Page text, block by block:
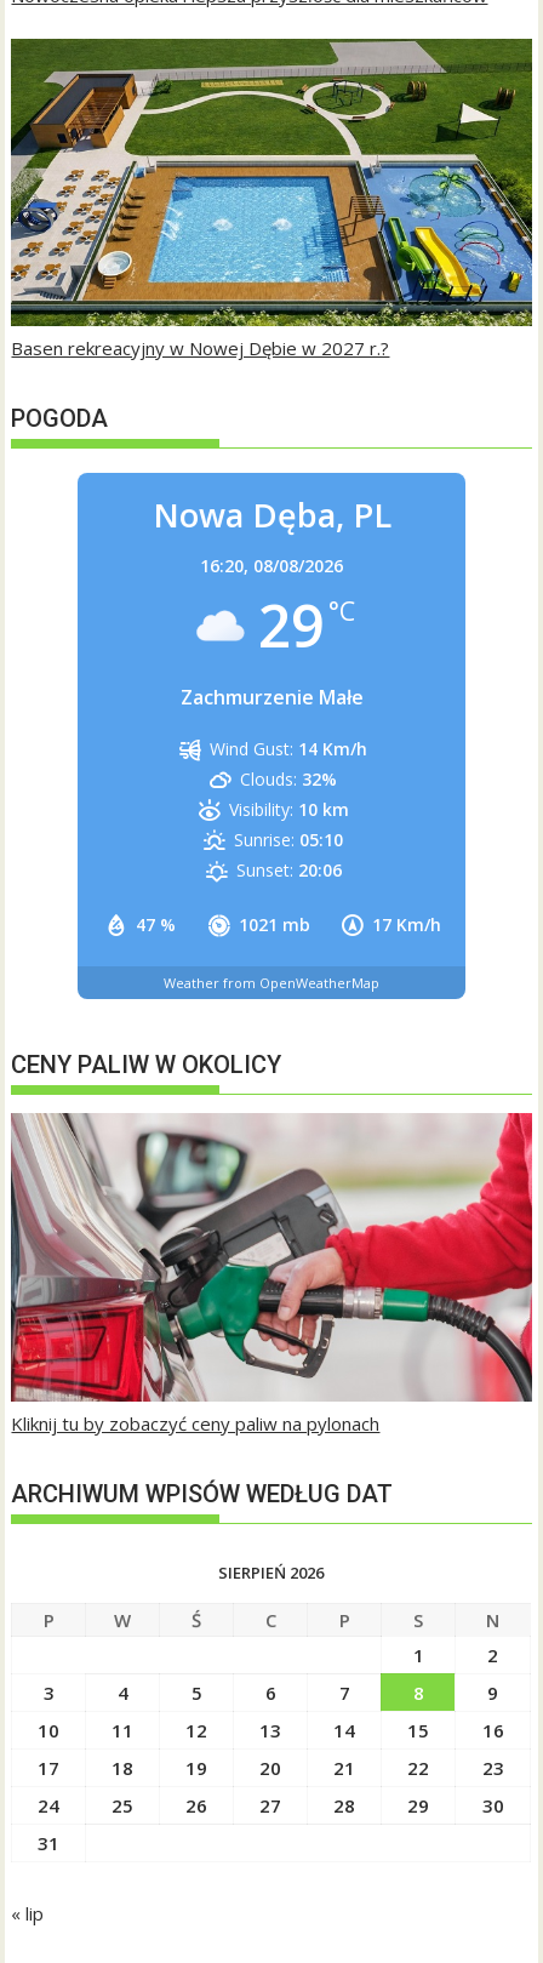
Basen rekreacyjny w Nowej Dębie w 2027 r.?
POGODA
Nowa Dęba, PL
16:20, 08/08/2026
29 °C
Zachmurzenie Małe
47 % 1021 mb 17 Km/h
Wind Gust: 14 Km/h
Clouds: 32%
Visibility: 10 km
Sunrise: 05:10
Sunset: 20:06
Weather from OpenWeatherMap
CENY PALIW W OKOLICY
Kliknij tu by zobaczyć ceny paliw na pylonach
ARCHIWUM WPISÓW WEDŁUG DAT
SIERPIEŃ 2026
P W Ś C P S
N
1
2
3
4 5 6 7 8
9
10
11 12 13 14 15
16
17
18 19 20 21 22
23
24
25 26 27 28 29
30
31
« lip